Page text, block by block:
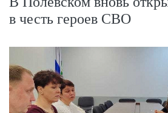
в честь героев СВО